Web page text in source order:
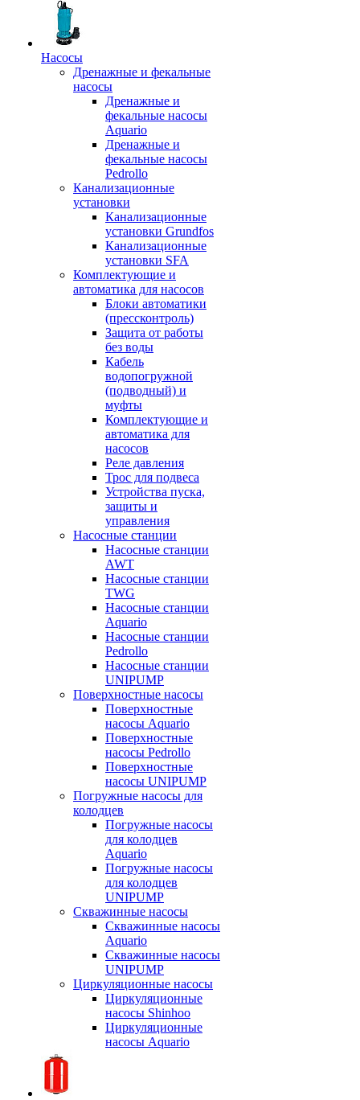
Насосы
Дренажные и фекальные
насосы
Дренажные и
фекальные насосы
Aquario
Дренажные и
фекальные насосы
Pedrollo
Канализационные
установки
Канализационные
установки Grundfos
Канализационные
установки SFA
Комплектующие и
автоматика для насосов
Блоки автоматики
(прессконтроль)
Защита от работы
без воды
Кабель
водопогружной
(подводный) и
муфты
Комплектующие и
автоматика для
насосов
Реле давления
Трос для подвеса
Устройства пуска,
защиты и
управления
Насосные станции
Насосные станции
AWT
Насосные станции
TWG
Насосные станции
Aquario
Насосные станции
Pedrollo
Насосные станции
UNIPUMP
Поверхностные насосы
Поверхностные
насосы Aquario
Поверхностные
насосы Pedrollo
Поверхностные
насосы UNIPUMP
Погружные насосы для
колодцев
Погружные насосы
для колодцев
Aquario
Погружные насосы
для колодцев
UNIPUMP
Скважинные насосы
Скважинные насосы
Aquario
Скважинные насосы
UNIPUMP
Циркуляционные насосы
Циркуляционные
насосы Shinhoo
Циркуляционные
насосы Aquario